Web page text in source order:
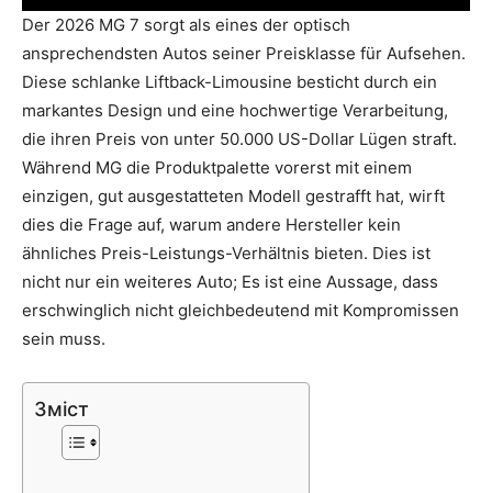
Der 2026 MG 7 sorgt als eines der optisch
ansprechendsten Autos seiner Preisklasse für Aufsehen.
Diese schlanke Liftback-Limousine besticht durch ein
markantes Design und eine hochwertige Verarbeitung,
die ihren Preis von unter 50.000 US-Dollar Lügen straft.
Während MG die Produktpalette vorerst mit einem
einzigen, gut ausgestatteten Modell gestrafft hat, wirft
dies die Frage auf, warum andere Hersteller kein
ähnliches Preis-Leistungs-Verhältnis bieten. Dies ist
nicht nur ein weiteres Auto; Es ist eine Aussage, dass
erschwinglich nicht gleichbedeutend mit Kompromissen
sein muss.
Зміст